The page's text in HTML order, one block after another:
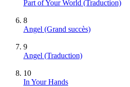
Part of Your World (Traduction)
8
Angel (Grand succès)
9
Angel (Traduction)
10
In Your Hands